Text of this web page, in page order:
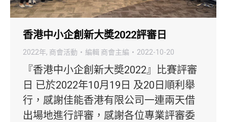
香港中小企創新大奬2022評審日
2022年, 商會活動 編輯 商會主編 2022-10-20
『香港中小企創新大奬2022』比賽評審
日 已於2022年10月19日 及20日順利舉
行，感謝佳能香港有限公司一連兩天借
出場地進行評審，感謝各位專業評審委